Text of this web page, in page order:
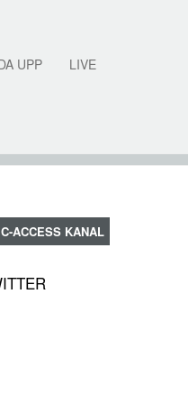
UPP LIVE
ACCESS KANAL